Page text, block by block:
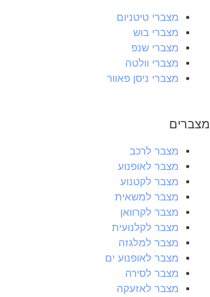
מצברי טיטניום
מצברי בוש
מצברי שנפ
מצברי וולטה
מצברי ניסן פאוור
מצברים
מצבר לרכב
מצבר לאופנוע
מצבר לקטנוע
מצבר למשאית
מצבר לקרוואן
מצבר לקלנועית
מצבר למלגזה
מצבר לאופנוע ים
מצבר לסירה
מצבר לאזעקה